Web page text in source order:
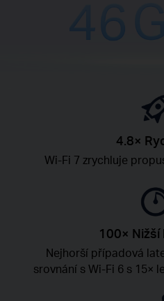
4.8×
Wi-Fi 7 zrychluje
100× Nižší
Nejhorší případová
srovnání s Wi-Fi 6 s 15×